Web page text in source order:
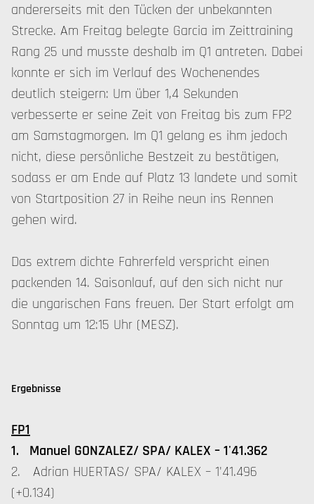
andererseits mit den Tücken der unbekannten
Strecke. Am Freitag belegte Garcia im Zeittraining
Rang 25 und musste deshalb im Q1 antreten. Dabei
konnte er sich im Verlauf des Wochenendes
deutlich steigern: Um über 1,4 Sekunden
verbesserte er seine Zeit von Freitag bis zum FP2
am Samstagmorgen. Im Q1 gelang es ihm jedoch
nicht, diese persönliche Bestzeit zu bestätigen,
sodass er am Ende auf Platz 13 landete und somit
von Startposition 27 in Reihe neun ins Rennen
gehen wird.
Das extrem dichte Fahrerfeld verspricht einen
packenden 14. Saisonlauf, auf den sich nicht nur
die ungarischen Fans freuen. Der Start erfolgt am
Sonntag um 12:15 Uhr (MESZ).
Ergebnisse
FP1
1. Manuel GONZALEZ/ SPA/ KALEX – 1'41.362
2. Adrian HUERTAS/ SPA/ KALEX – 1'41.496
(+0.134)